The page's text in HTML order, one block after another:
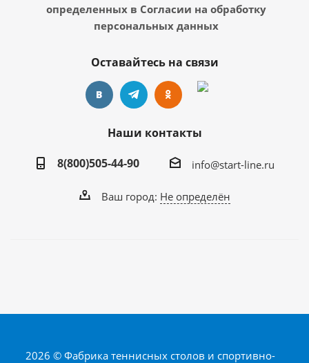
определенных в Согласии на обработку
персональных данных
Оставайтесь на связи
Наши контакты
8(800)505-44-90
info@start-line.ru
Ваш город: Не определён
2026 © Фабрика теннисных столов и спортивно-